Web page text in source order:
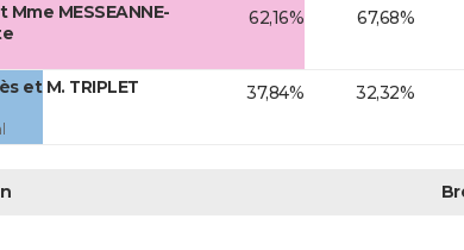
Mme MESSEANNE-
62,16% 67,68%
et M. TRIPLET
37,84% 32,32%